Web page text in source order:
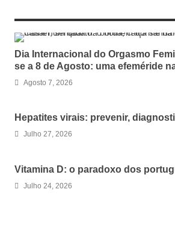
Dia Internacional do Orgasmo
se a 8 de Agosto: uma efeméride
Agosto 7, 2026
Hepatites virais: prevenir,
Julho 27, 2026
Vitamina D: o paradoxo dos
Julho 24, 2026